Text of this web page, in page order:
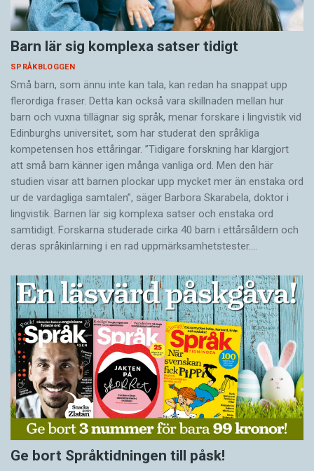
Barn lär sig komplexa satser tidigt
SPRÅKBLOGGEN
Små barn, som ännu inte kan tala, kan redan ha snappat upp
flerordiga fraser. Detta kan också vara skillnaden mellan hur
barn och vuxna tillägnar sig språk, menar forskare i lingvistik vid
Edinburghs universitet, som har studerat den språkliga
kompetensen hos ettåringar. ”Tidigare forskning har klargjort
att små barn känner igen många vanliga ord. Men den här
studien visar att barnen plockar upp mycket mer än enstaka ord
ur de vardagliga samtalen”, säger Barbora Skarabela, doktor i
lingvistik. Barnen lär sig komplexa satser och enstaka ord
samtidigt. Forskarna studerade cirka 40 barn i ettårsåldern och
deras språkinlärning i en rad uppmärksamhetstester.…
Ge bort Språktidningen till påsk!